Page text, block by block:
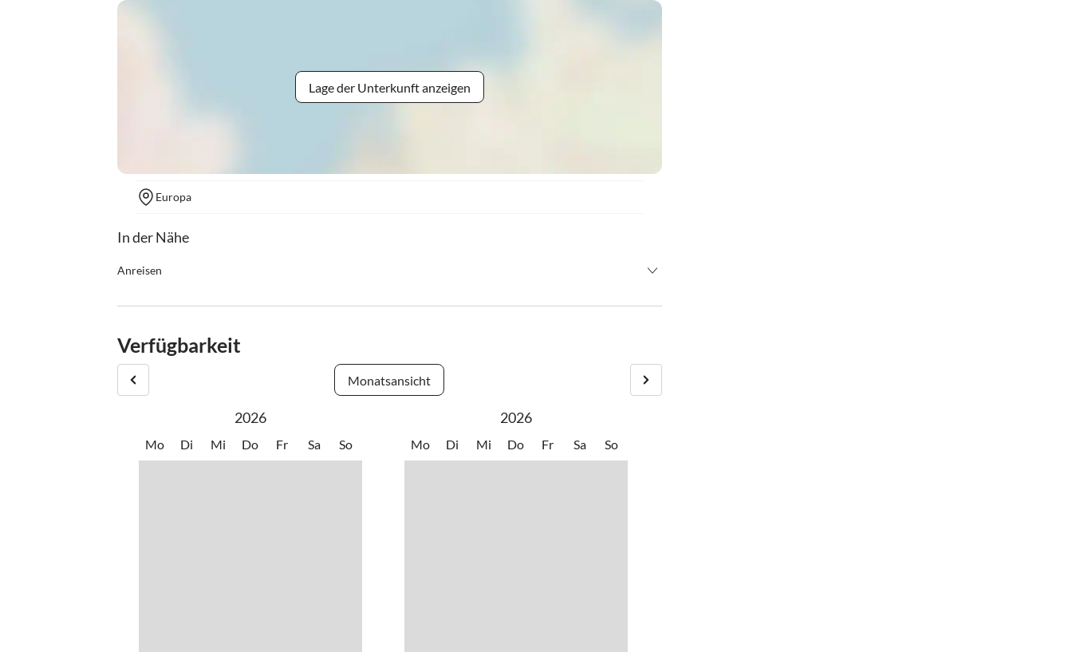
Lage der Unterkunft anzeigen
Europa
In der Nähe
Anreisen
bitten wir um Info. Sobald Sie angekommen sind rufen Sie bitte +436641474438 an. Wir zeigen Ihnen ihr
Verfügbarkeit
Monatsansicht
2026
Mo Di Mi Do Fr Sa So
2026
Mo Di Mi Do Fr Sa So